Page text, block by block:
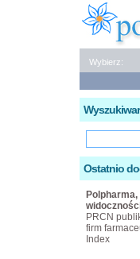
Wybierz:
Ostatnio
PRCN
firm
Index